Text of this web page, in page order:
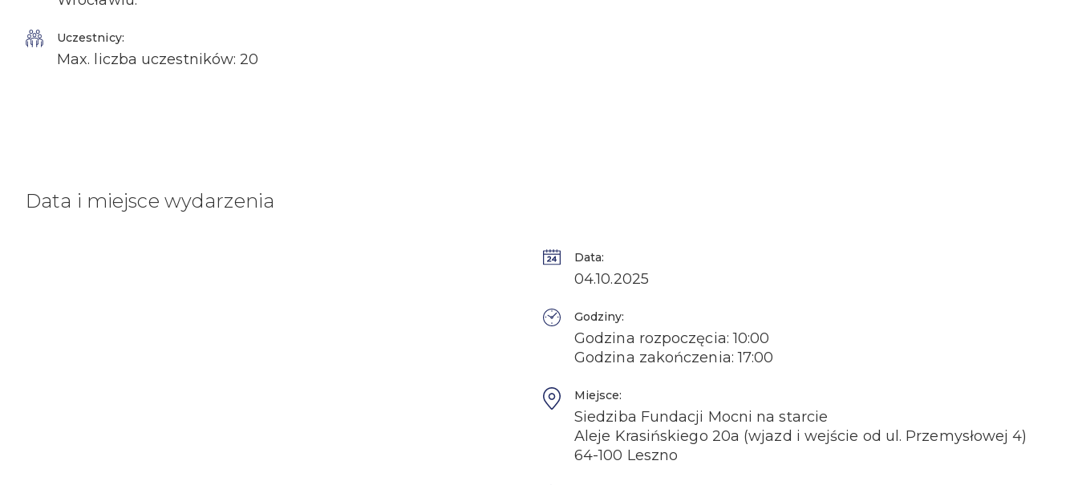
Uczestnicy:
Max. liczba uczestników: 20
Data i miejsce wydarzenia
Data:
04.10.2025
Godziny:
Godzina rozpoczęcia: 10:00
Godzina zakończenia: 17:00
Miejsce:
Siedziba Fundacji Mocni na starcie
Aleje Krasińskiego 20a (wjazd i wejście od ul. Przemysłowej 4)
64-100 Leszno